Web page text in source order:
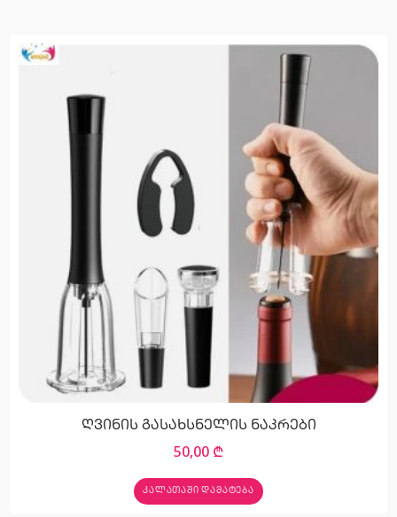
ღვინის გასახსნელის ნაკრები
50,00 ₾
ᲙᲐᲚᲐᲗᲐᲨᲘ ᲓᲐᲛᲐᲢᲔᲑᲐ